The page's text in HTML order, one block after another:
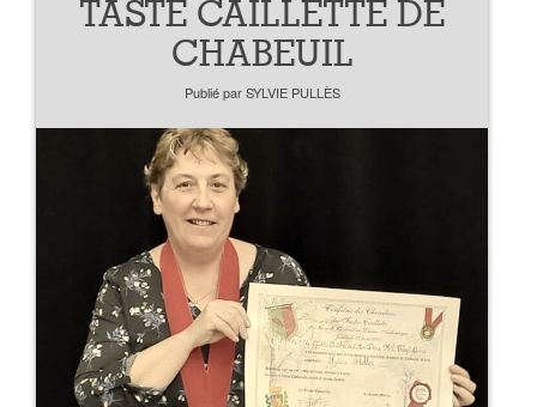
TASTE CAILLETTE DE
CHABEUIL
Publié parSYLVIE PULLÈS